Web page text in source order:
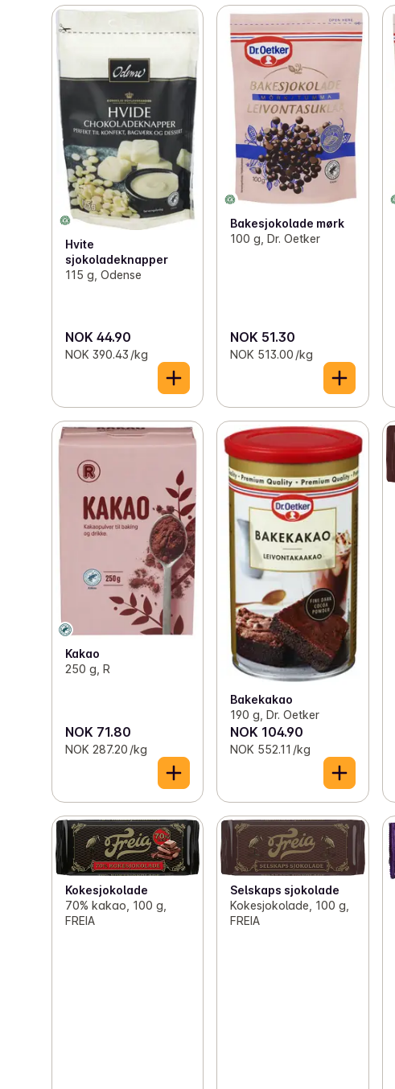
Hvite
sjokoladeknapper
115 g, Odense
NOK 44.90
NOK 390.43 /kg
Bakesjokolade mørk
100 g, Dr. Oetker
NOK 51.30
NOK 513.00 /kg
Kakao
250 g, R
NOK 71.80
NOK 287.20 /kg
Bakekakao
190 g, Dr. Oetker
NOK 104.90
NOK 552.11 /kg
Kokesjokolade
70% kakao, 100 g,
FREIA
Selskaps sjokolade
Kokesjokolade, 100 g,
FREIA